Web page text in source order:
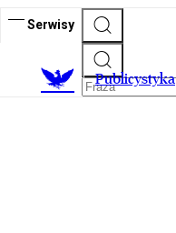
Serwisy
Publicystyka